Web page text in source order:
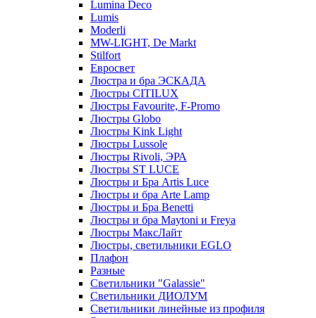
Lumina Deco
Lumis
Moderli
MW-LIGHT, De Markt
Stilfort
Евросвет
Люстра и бра ЭСКАДА
Люстры CITILUX
Люстры Favourite, F-Promo
Люстры Globo
Люстры Kink Light
Люстры Lussole
Люстры Rivoli, ЭРА
Люстры ST LUCE
Люстры и Бра Artis Luce
Люстры и бра Arte Lamp
Люстры и Бра Benetti
Люстры и бра Maytoni и Freya
Люстры МаксЛайт
Люстры, светильники EGLO
Плафон
Разные
Светильники "Galassie"
Светильники ДИОЛУМ
Светильники линейные из профиля